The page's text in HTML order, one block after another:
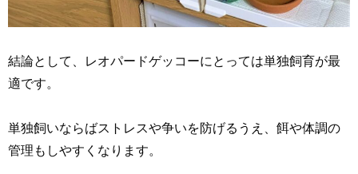
結論として、レオパードゲッコーにとっては単独飼育が最
適です。
単独飼いならばストレスや争いを防げるうえ、餌や体調の
管理もしやすくなります。